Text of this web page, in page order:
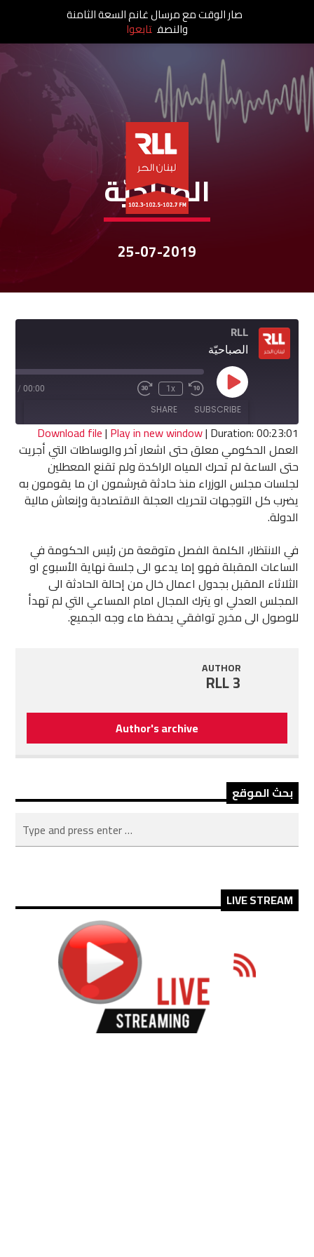
نشرات الأخبار
الصباحيّة
25-07-2019
RLL
الصباحيّة
Play
Episode
Rewind
10
Seconds
1x
Fast
seconds
00:00
/
SUBSCRIBE
SHARE
RSS FEED
SHARE
LINK
EMBED
Download file| Play in new window| Duration: 00:23:01
العمل الحكومي معلق حتى اشعار آخر والوساطات التي أجريت
حتى الساعة لم تحرك المياه الراكدة ولم تقنع المعطلين
لجلسات مجلس الوزراء منذ حادثة قبرشمون ان ما يقومون به
يضرب كل التوجهات لتحريك العجلة الاقتصادية وإنعاش مالية
الدولة.
في الانتظار، الكلمة الفصل متوقعة من رئيس الحكومة في
الساعات المقبلة فهو إما يدعو الى جلسة نهاية الأسبوع او
الثلاثاء المقبل بجدول اعمال خال من إحالة الحادثة الى
المجلس العدلي او يترك المجال امام المساعي التي لم تهدأ
للوصول الى مخرج توافقي يحفظ ماء وجه الجميع.
AUTHOR
RLL 3
Author's archive
بحث الموقع
LIVE STREAM
صار الوقت مع مرسال غانم السعة الثامنة
والنصف تابعوا